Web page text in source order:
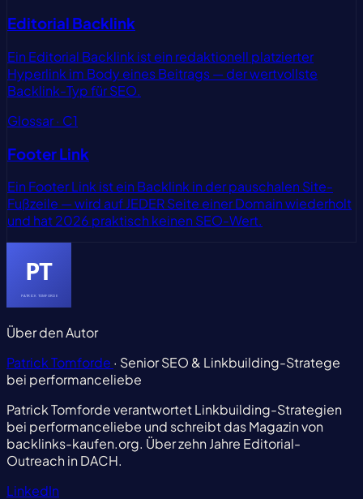
Editorial Backlink
Ein Editorial Backlink ist ein redaktionell platzierter
Hyperlink im Body eines Beitrags — der wertvollste
Backlink-Typ für SEO.
Glossar · C1
Footer Link
Ein Footer Link ist ein Backlink in der pauschalen Site-
Fußzeile — wird auf JEDER Seite einer Domain wiederholt
und hat 2026 praktisch keinen SEO-Wert.
Über den Autor
Patrick Tomforde · Senior SEO & Linkbuilding-Stratege
bei performanceliebe
Patrick Tomforde verantwortet Linkbuilding-Strategien
bei performanceliebe und schreibt das Magazin von
backlinks-kaufen.org. Über zehn Jahre Editorial-
Outreach in DACH.
LinkedIn